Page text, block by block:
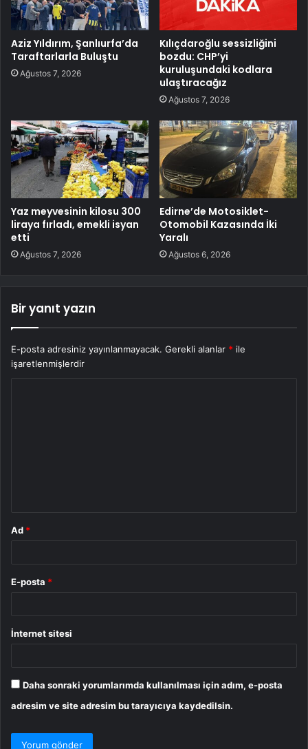
Aziz Yıldırım, Şanlıurfa’da
Taraftarlarla Buluştu
Ağustos 7, 2026
Kılıçdaroğlu sessizliğini
bozdu: CHP’yi
kuruluşundaki kodlara
ulaştıracağız
Ağustos 7, 2026
Yaz meyvesinin kilosu 300
liraya fırladı, emekli isyan
etti
Ağustos 7, 2026
Edirne’de Motosiklet-
Otomobil Kazasında İki
Yaralı
Ağustos 6, 2026
Bir yanıt yazın
E-posta adresiniz yayınlanmayacak. Gerekli alanlar * ile
işaretlenmişlerdir
Ad *
E-posta *
İnternet sitesi
Daha sonraki yorumlarımda kullanılması için adım, e-posta
adresim ve site adresim bu tarayıcıya kaydedilsin.